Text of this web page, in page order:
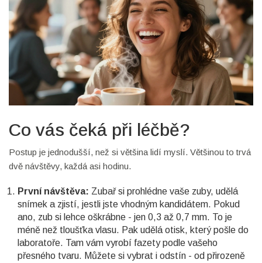
Co vás čeká při léčbě?
Postup je jednodušší, než si většina lidí myslí. Většinou to trvá
dvě návštěvy, každá asi hodinu.
První návštěva: Zubař si prohlédne vaše zuby, udělá
snímek a zjistí, jestli jste vhodným kandidátem. Pokud
ano, zub si lehce oškrábne - jen 0,3 až 0,7 mm. To je
méně než tloušťka vlasu. Pak udělá otisk, který pošle do
laboratoře. Tam vám vyrobí fazety podle vašeho
přesného tvaru. Můžete si vybrat i odstín - od přirozeně